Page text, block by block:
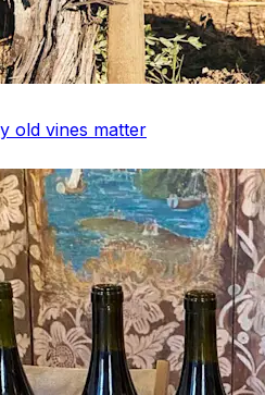
old vines matter